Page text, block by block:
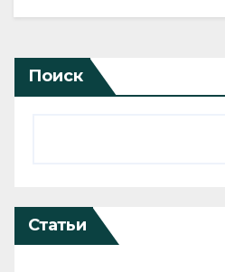
Поиск
Статьи